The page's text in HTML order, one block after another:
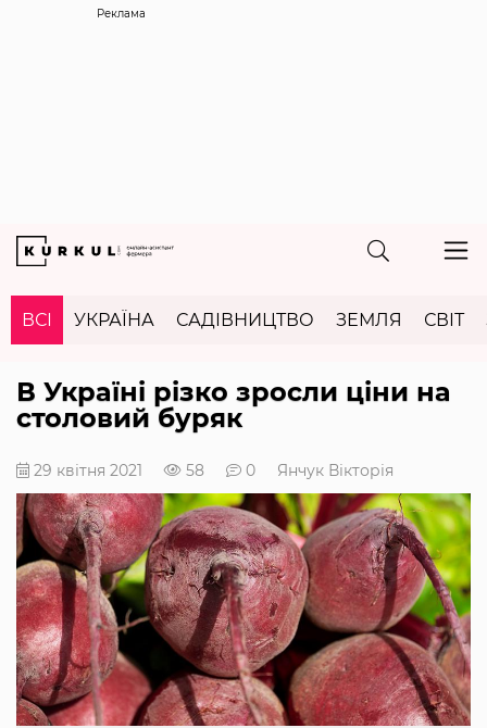
Реклама
ВСІ УКРАЇНА САДІВНИЦТВО ЗЕМЛЯ СВІТ
В Україні різко зросли ціни на
столовий буряк
29 квітня 2021 58 0 Янчук Вікторія